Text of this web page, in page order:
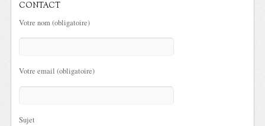
CONTACT
Votre nom (obligatoire)
Votre email (obligatoire)
Sujet